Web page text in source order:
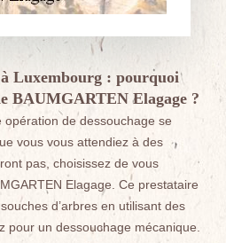
à Luxembourg : pourquoi
BAUMGARTEN Elagage ?
de dessouchage se
vous vous attendiez à des
pas, choisissez de vous
Elagage. Ce prestataire
d’arbres en utilisant des
pour un dessouchage mécanique.